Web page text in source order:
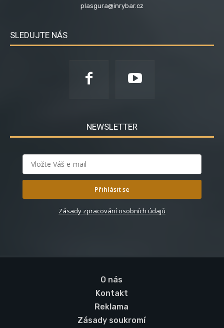
plasgura@inrybar.cz
SLEDUJTE NÁS
NEWSLETTER
Přihlásit se
Zásady zpracování osobních údajů
O nás
Kontakt
Reklama
Zásady soukromí